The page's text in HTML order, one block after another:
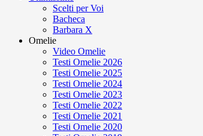
Scelti per Voi
Bacheca
Barbara X
Omelie
Video Omelie
Testi Omelie 2026
Testi Omelie 2025
Testi Omelie 2024
Testi Omelie 2023
Testi Omelie 2022
Testi Omelie 2021
Testi Omelie 2020